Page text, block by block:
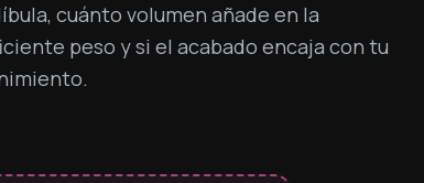
cuánto volumen añade en la
peso y si el acabado encaja con tu